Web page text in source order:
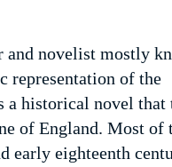
and novelist mostly
representation of the
a historical novel that
of England. Most of
early eighteenth